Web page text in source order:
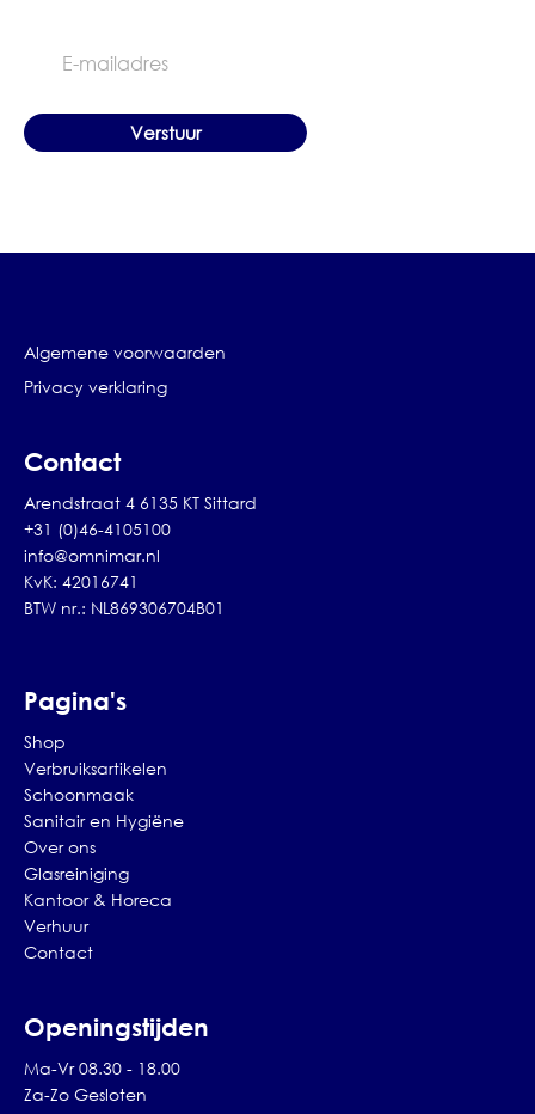
mailadres
Algemene voorwaarden
Privacy verklaring
Contact
Arendstraat 4 6135 KT Sittard
+31 (0)46-4105100
info@omnimar.nl
KvK: 42016741
BTW nr.: NL869306704B01
Pagina's
Shop
Verbruiksartikelen
Schoonmaak
Sanitair en Hygiëne
Over ons
Glasreiniging
Kantoor & Horeca
Verhuur
Contact
Openingstijden
Ma-Vr 08.30 - 18.00
Za-Zo Gesloten